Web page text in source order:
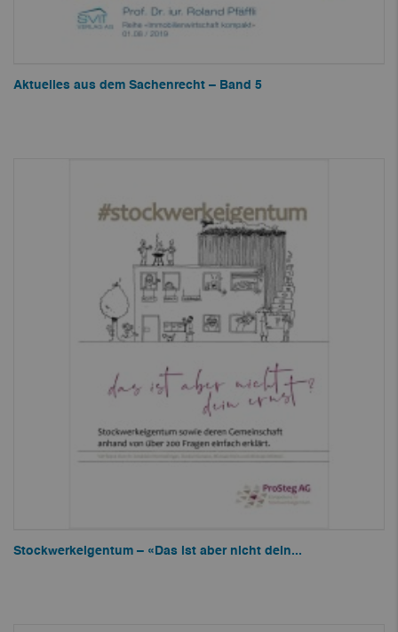
Aktuelles aus dem Sachenrecht – Band 5
Stockwerkeigentum – «Das ist aber nicht dein...